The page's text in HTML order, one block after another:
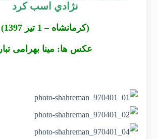
نژادي اسب كرد
(کرمانشاه – 1 تیر 1397)
عکس ها: مینا بهرامی تبار